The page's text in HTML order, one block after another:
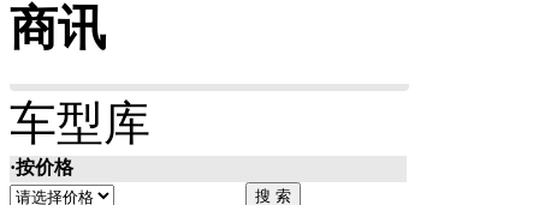
商讯
车型库
·按价格